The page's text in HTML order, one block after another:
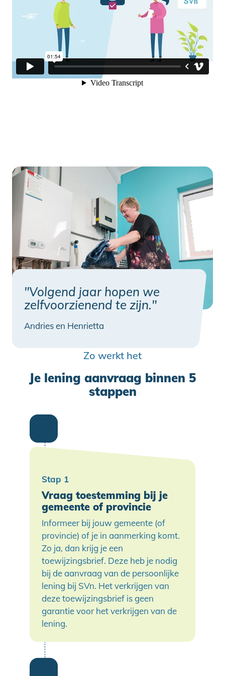
"Volgend jaar hopen we
zelfvoorzienend te zijn."
Andries en Henrietta
Zo werkt het
Je lening aanvraag binnen 5
stappen
Vraag toestemming bij je
gemeente of provincie
Informeer bij jouw gemeente (of
provincie) of je in aanmerking komt.
Zo ja, dan krijg je een
toewijzingsbrief. Deze heb je nodig
bij de aanvraag van de persoonlijke
lening bij SVn. Het verkrijgen van
deze toewijzingsbrief is geen
garantie voor het verkrijgen van de
lening.